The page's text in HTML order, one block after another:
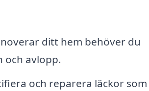
ditt hem behöver du
och avlopp.
och reparera läckor som